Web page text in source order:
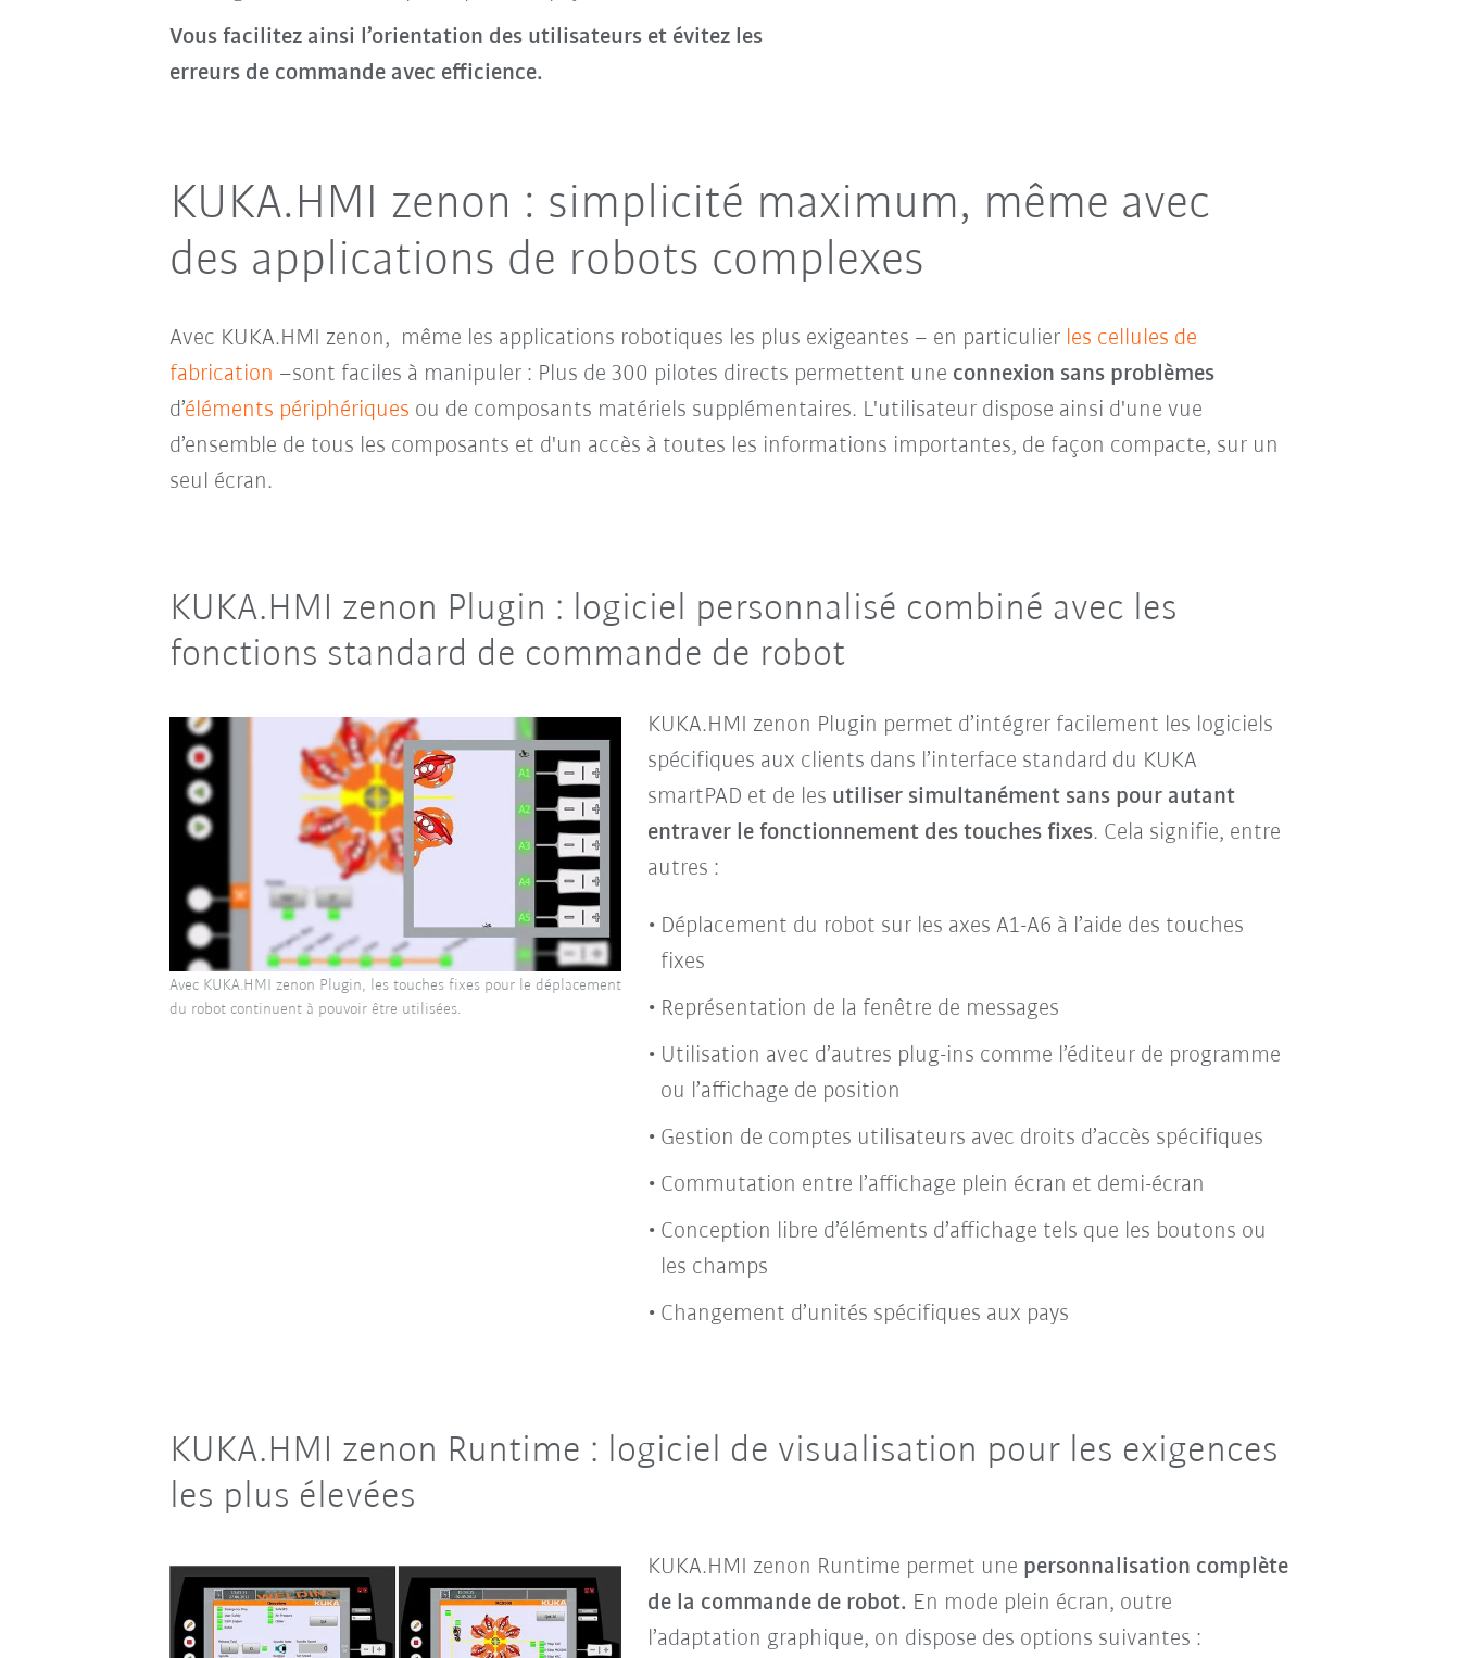
Vous facilitez ainsi l’orientation des utilisateurs et évitez les
erreurs de commande avec efficience.
KUKA.HMI zenon : simplicité maximum, même avec
des applications de robots complexes
Avec KUKA.HMI zenon, même les applications robotiques les plus exigeantes – en particulier les cellules de
fabrication –sont faciles à manipuler : Plus de 300 pilotes directs permettent une connexion sans problèmes
d’éléments périphériques ou de composants matériels supplémentaires. L'utilisateur dispose ainsi d'une vue
d’ensemble de tous les composants et d'un accès à toutes les informations importantes, de façon compacte, sur un
seul écran.
KUKA.HMI zenon Plugin : logiciel personnalisé combiné avec les
fonctions standard de commande de robot
KUKA.HMI zenon Plugin permet d’intégrer facilement les logiciels
spécifiques aux clients dans l’interface standard du KUKA
smartPAD et de les utiliser simultanément sans pour autant
entraver le fonctionnement des touches fixes. Cela signifie, entre
autres :
Déplacement du robot sur les axes A1-A6 à l’aide des touches
fixes
Représentation de la fenêtre de messages
Utilisation avec d’autres plug-ins comme l’éditeur de programme
ou l’affichage de position
Gestion de comptes utilisateurs avec droits d’accès spécifiques
Commutation entre l’affichage plein écran et demi-écran
Conception libre d’éléments d’affichage tels que les boutons ou
les champs
Changement d’unités spécifiques aux pays
Avec KUKA.HMI zenon Plugin, les touches fixes pour le déplacement
du robot continuent à pouvoir être utilisées.
KUKA.HMI zenon Runtime : logiciel de visualisation pour les exigences
les plus élevées
KUKA.HMI zenon Runtime permet une personnalisation complète
de la commande de robot. En mode plein écran, outre
l’adaptation graphique, on dispose des options suivantes :